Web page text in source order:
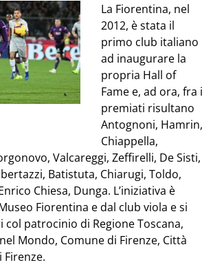
La Fiorentina, nel
2012, è stata il
primo club italiano
ad inaugurare la
propria Hall of
Fame e, ad ora, fra i
premiati risultano
Antognoni, Hamrin,
Chiappella,
Valcareggi, Zeffirelli, De Sisti,
Batistuta, Chiarugi, Toldo,
Chiesa, Dunga. L’iniziativa è
Fiorentina e dal club viola e si
col patrocinio di Regione Toscana,
Mondo, Comune di Firenze, Città